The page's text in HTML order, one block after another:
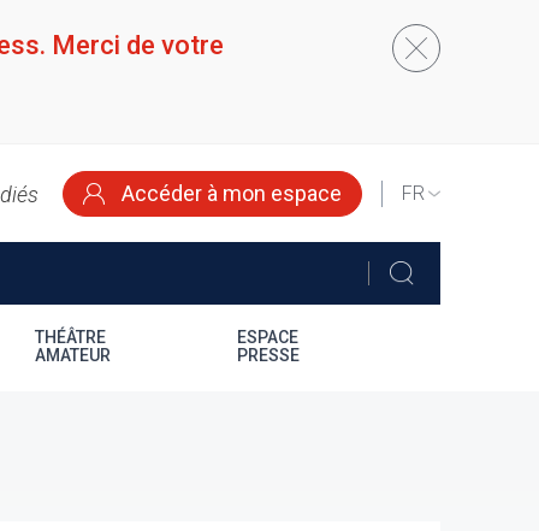
Merci de votre
Accéder à mon espace
SELECT
LANGUAGE
THÉÂTRE
AMATEUR
ESPACE
PRESSE